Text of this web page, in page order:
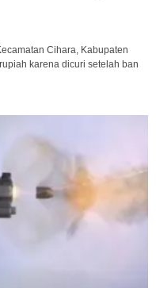
Cihara, Kabupaten
karena dicuri setelah ban